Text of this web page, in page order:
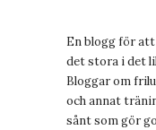
En blogg för
det stora i det
Bloggar om
och annat
sånt som gör